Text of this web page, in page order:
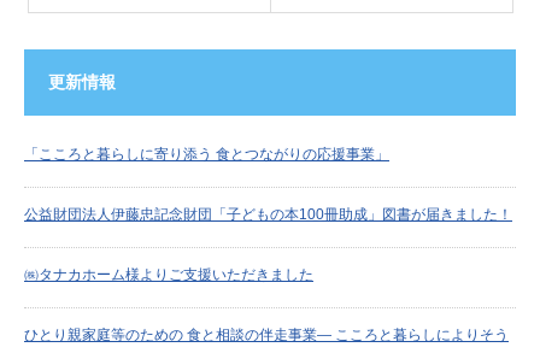
更新情報
「こころと暮らしに寄り添う 食とつながりの応援事業」
公益財団法人伊藤忠記念財団「子どもの本100冊助成」図書が届きました！
㈱タナカホーム様よりご支援いただきました
ひとり親家庭等のための 食と相談の伴走事業― こころと暮らしによりそう